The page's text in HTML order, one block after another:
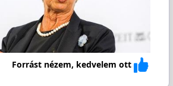
Forrást nézem, kedvelem ott